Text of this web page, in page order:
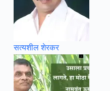
सत्यशील शेरकर